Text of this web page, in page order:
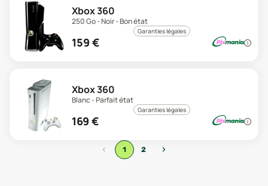
Xbox 360
250 Go - Noir - Bon état
Garanties légales
159 €
Xbox 360
Blanc - Parfait état
Garanties légales
169 €
‹ 1 2 ›